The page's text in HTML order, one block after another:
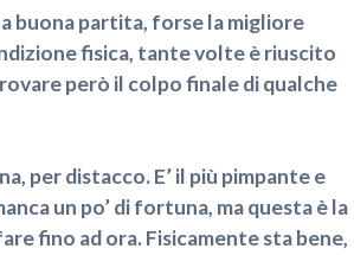
buona partita, forse la migliore
fisica, tante volte è riuscito
però il colpo finale di qualche
per distacco. E’ il più pimpante e
un po’ di fortuna, ma questa è la
fino ad ora. Fisicamente sta bene,